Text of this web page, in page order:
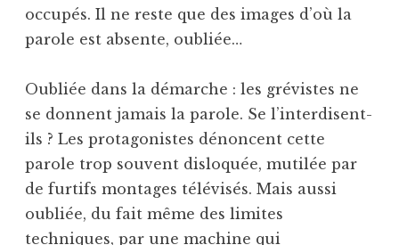
occupés. Il ne reste que des images d’où la
parole est absente, oubliée…
Oubliée dans la démarche : les grévistes ne
se donnent jamais la parole. Se l’interdisent-
ils ? Les protagonistes dénoncent cette
parole trop souvent disloquée, mutilée par
de furtifs montages télévisés. Mais aussi
oubliée, du fait même des limites
techniques, par une machine qui